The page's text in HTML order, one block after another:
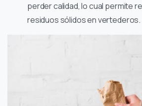
perder calidad, lo cual permite
residuos sólidos en vertederos.